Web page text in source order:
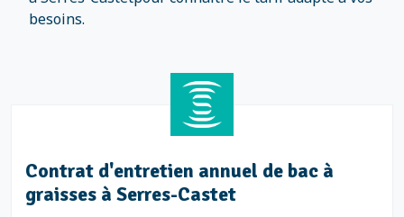
besoins.
Contrat d'entretien annuel de bac à
graisses à Serres-Castet